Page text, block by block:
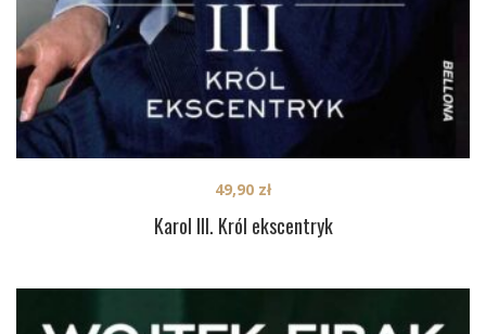
Karol III. Król ekscentryk
49,90 zł